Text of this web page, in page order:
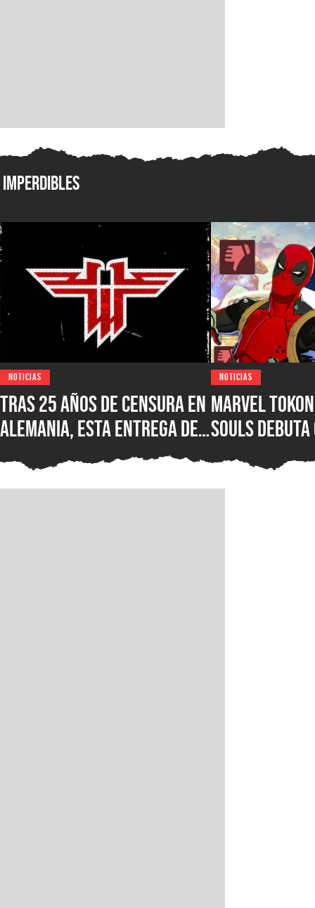
Imperdibles
NOTICIAS
Tras 25 años de censura en
Alemania, esta entrega de
Wolfenstein por fin está
disponible en su versión
NOTICIAS
Marvel
Souls debuta
reseñas
Steam,